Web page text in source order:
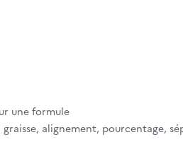
une formule
alignement, pourcentage,